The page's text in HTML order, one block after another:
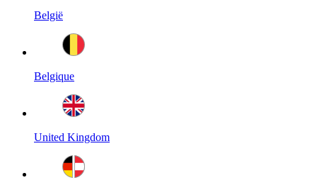
België
Belgique
United Kingdom